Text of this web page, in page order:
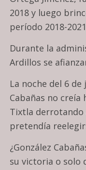
2018 y luego
período 2018-
Durante la
Ardillos se
La noche del 6 de
Cabañas no creía
Tixtla derrotando
pretendía
¿González
su victoria o solo